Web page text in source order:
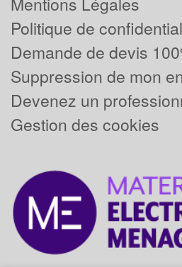
Politique de
Demande de devis
Suppression de mon
Devenez un
Gestion des cookies